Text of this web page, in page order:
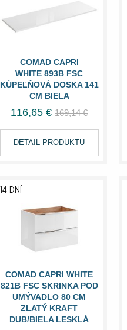
COMAD CAPRI
WHITE 893B FSC
KÚPEĽŇOVÁ DOSKA 141
CM BIELA
116,65 € 169,14 €
DETAIL PRODUKTU
COMAD CAPRI WHITE
821B FSC SKRINKA POD
UMÝVADLO 80 CM
ZLATÝ KRAFT
DUB/BIELA LESKLÁ
14 DNÍ